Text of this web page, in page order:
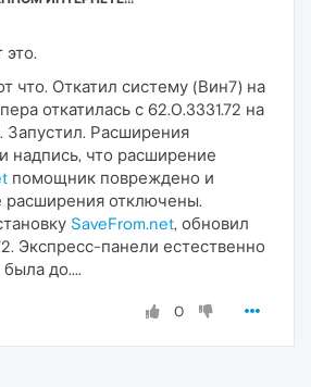
это.
что. Откатил систему (Вин7) на
откатилась с 62.0.3331.72 на
Запустил. Расширения
надпись, что расширение
помощник повреждено и
расширения отключены.
SaveFrom.net, обновил
Экспресс-панели естественно
до....
0